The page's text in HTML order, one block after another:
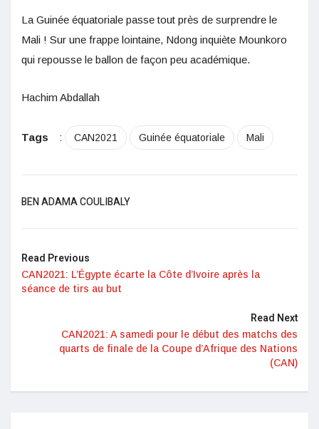
La Guinée équatoriale passe tout près de surprendre le
Mali ! Sur une frappe lointaine, Ndong inquiète Mounkoro
qui repousse le ballon de façon peu académique.
Hachim Abdallah
Tags : CAN2021 Guinée équatoriale Mali
BEN ADAMA COULIBALY
Read Previous
CAN2021: L’Égypte écarte la Côte d’Ivoire après la
séance de tirs au but
Read Next
CAN2021: A samedi pour le début des matchs des
quarts de finale de la Coupe d’Afrique des Nations
(CAN)